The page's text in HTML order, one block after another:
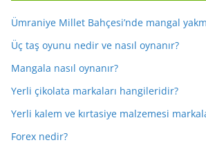
Ümraniye Millet Bahçesi’nde mangal
Üç taş oyunu nedir ve nasıl oynanır?
Mangala nasıl oynanır?
Yerli çikolata markaları hangileridir?
Yerli kalem ve kırtasiye malzemesi
Forex nedir?